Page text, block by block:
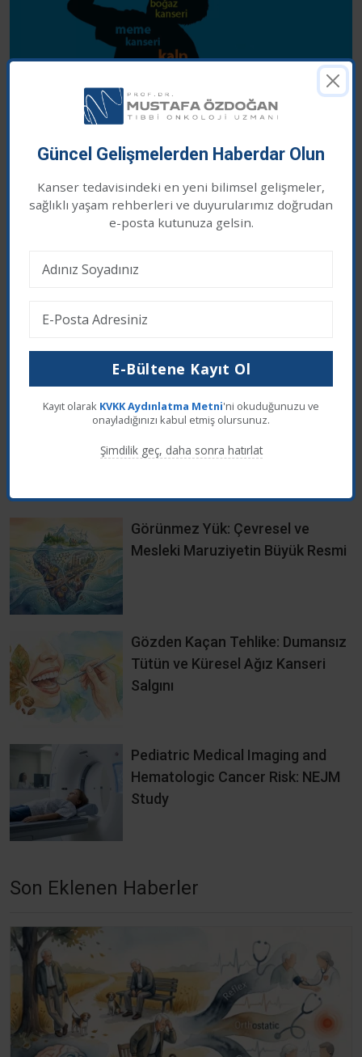
Kaynak
İçme Suyundaki Klor Yan Ürünleri
Kadınlık Çalışma
Görünmez Yük: Çevresel ve
Mesleki Maruziyetin Büyük Resmi
Gözden Kaçan Tehlike: Dumansız
Tütün ve Küresel Ağız Kanseri
Salgını
Pediatric Medical Imaging and
Hematologic Cancer Risk: NEJM
Study
Son Eklenen Haberler
Çerez İzni
çerezler kullanıyoruz. Üçüncü taraf çerezleri kabul
Reddet Kabul Et
Güncel Gelişmelerden Haberdar Olun
Kanser tedavisindeki en yeni bilimsel gelişmeler,
sağlıklı yaşam rehberleri ve duyurularımız doğrudan
e-posta kutunuza gelsin.
E-Bültene Kayıt Ol
Kayıt olarak KVKK Aydınlatma Metni'ni okuduğunuzu ve
onayladığınızı kabul etmiş olursunuz.
Şimdilik geç, daha sonra hatırlat